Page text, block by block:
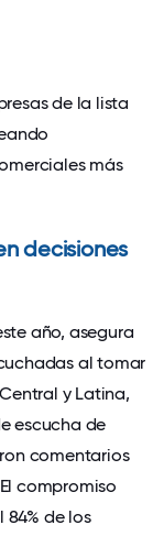
de la lista
más
decisiones
año, asegura
al tomar
y Latina,
escucha de
comentarios
compromiso
de los